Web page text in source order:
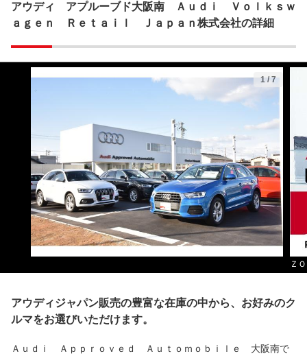
アウディ アプルーブド大阪南 Ａｕｄｉ Ｖｏｌｋｓｗ
ａｇｅｎ Ｒｅｔａｉｌ Ｊａｐａｎ株式会社の詳細
1 /7
Ｚ
アウディジャパン販売の豊富な在庫の中から、お好みのク
ルマをお選びいただけます。
Ａｕｄｉ Ａｐｐｒｏｖｅｄ Ａｕｔｏｍｏｂｉｌｅ 大阪南で